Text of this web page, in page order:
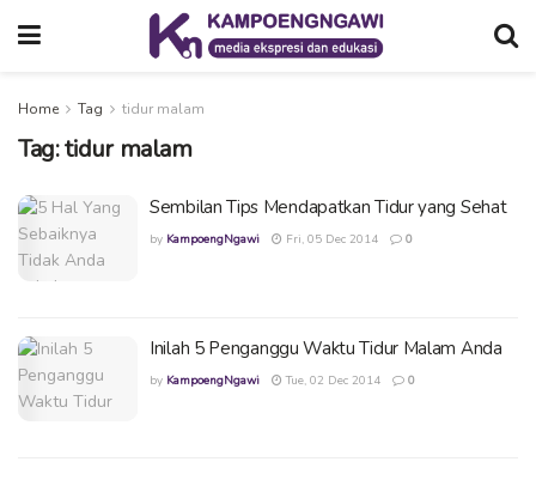
Home Tag tidur malam
Tag:tidur malam
Sembilan Tips Mendapatkan Tidur yang Sehat
by KampoengNgawi Fri, 05 Dec 2014 0
Inilah 5 Penganggu Waktu Tidur Malam Anda
by KampoengNgawi Tue, 02 Dec 2014 0